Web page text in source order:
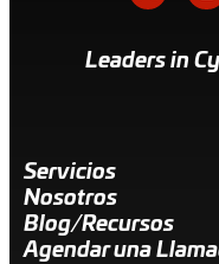
Leaders in
Servicios
Nosotros
Blog/Recursos
Agendar una